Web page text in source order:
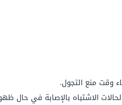
وقت منع التجول.
الاشتباه بالإصابة في حال